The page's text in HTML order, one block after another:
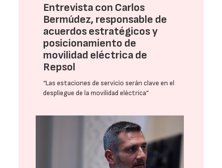
Entrevista con Carlos
Bermúdez, responsable de
acuerdos estratégicos y
posicionamiento de
movilidad eléctrica de
Repsol
“Las estaciones de servicio serán clave en el
despliegue de la movilidad eléctrica”